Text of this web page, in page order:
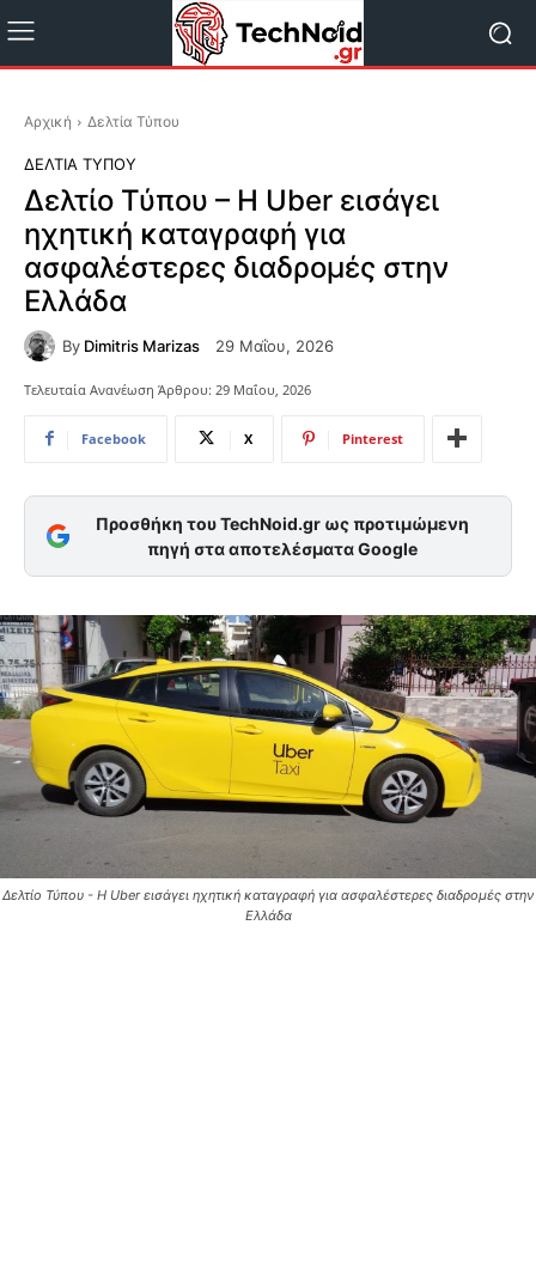
Αρχική Δελτία Τύπου
ΔΕΛΤΊΑ ΤΎΠΟΥ
Δελτίο Τύπου – Η Uber εισάγει
ηχητική καταγραφή για
ασφαλέστερες διαδρομές στην
Ελλάδα
By Dimitris Marizas 29 Μαΐου, 2026
Τελευταία Ανανέωση Άρθρου: 29 Μαΐου, 2026
Facebook X Pinterest
Προσθήκη του TechNoid.gr ως προτιμώμενη
πηγή στα αποτελέσματα Google
Δελτίο Τύπου - Η Uber εισάγει ηχητική καταγραφή για ασφαλέστερες διαδρομές στην
Ελλάδα